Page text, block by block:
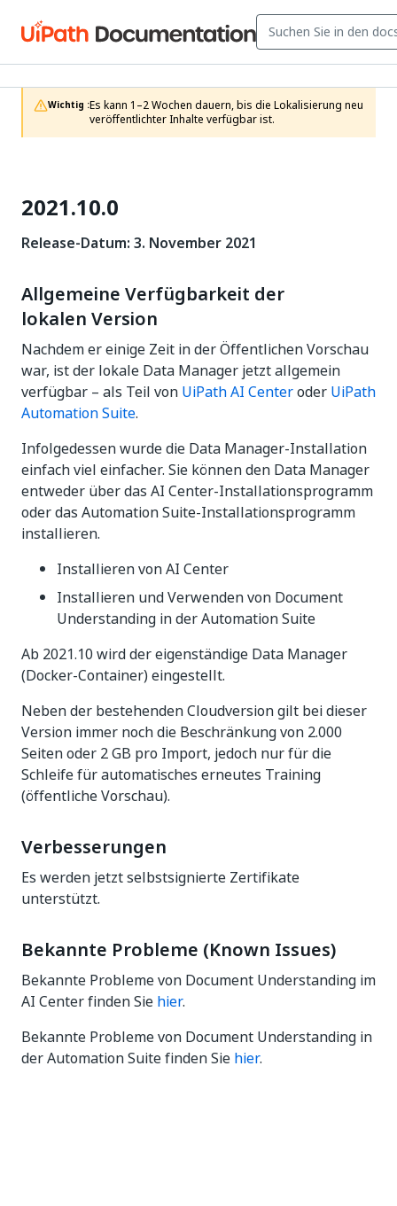
Wichtig :Es kann 1–2 Wochen dauern, bis die Lokalisierung neu
veröffentlichter Inhalte verfügbar ist.
2021.10.0
Release-Datum: 3. November 2021
Allgemeine Verfügbarkeit der
lokalen Version
Nachdem er einige Zeit in der Öffentlichen Vorschau
war, ist der lokale Data Manager jetzt allgemein
verfügbar – als Teil von UiPath AI Centeroder UiPath
Automation Suite.
Infolgedessen wurde die Data Manager-Installation
einfach viel einfacher. Sie können den Data Manager
entweder über das AI Center-Installationsprogramm
oder das Automation Suite-Installationsprogramm
installieren.
Installieren von AI Center
Installieren und Verwenden von Document
Understanding in der Automation Suite
Ab 2021.10 wird der eigenständige Data Manager
(Docker-Container) eingestellt.
Neben der bestehenden Cloudversion gilt bei dieser
Version immer noch die Beschränkung von 2.000
Seiten oder 2 GB pro Import, jedoch nur für die
Schleife für automatisches erneutes Training
(öffentliche Vorschau).
Verbesserungen
Es werden jetzt selbstsignierte Zertifikate
unterstützt.
Bekannte Probleme (Known Issues)
Bekannte Probleme von Document Understanding im
AI Center finden Sie hier.
Bekannte Probleme von Document Understanding in
der Automation Suite finden Sie hier.